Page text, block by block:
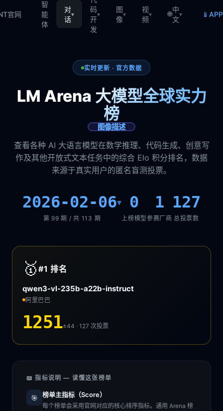
官网
智
能
体
对
话
▾
码
开
发
▾
图
像
▾
视
频
▾ 🌐
中
文
▾ 📱
实时更新 · 官方数据
LM Arena 大模型全球实力
榜
图像描述
查看各种 AI 大语言模型在数学推理、代码生成、创意写
作及其他开放式文本任务中的综合 Elo 积分排名，数据
来源于真实用户的匿名盲测投票。
2026-02-06▾
第 99 期 / 共 113 期
0
上榜模型
1
参赛厂商
127
总投票数
🥇 #1排名
qwen3-vl-235b-a22b-instruct
阿里巴巴
1251±44 · 127次投票
📖 指标说明 — 读懂这张榜单
🎯 榜单主指标（Score）
每个榜单会采用官网对应的核心排序指标。通用 Arena 榜